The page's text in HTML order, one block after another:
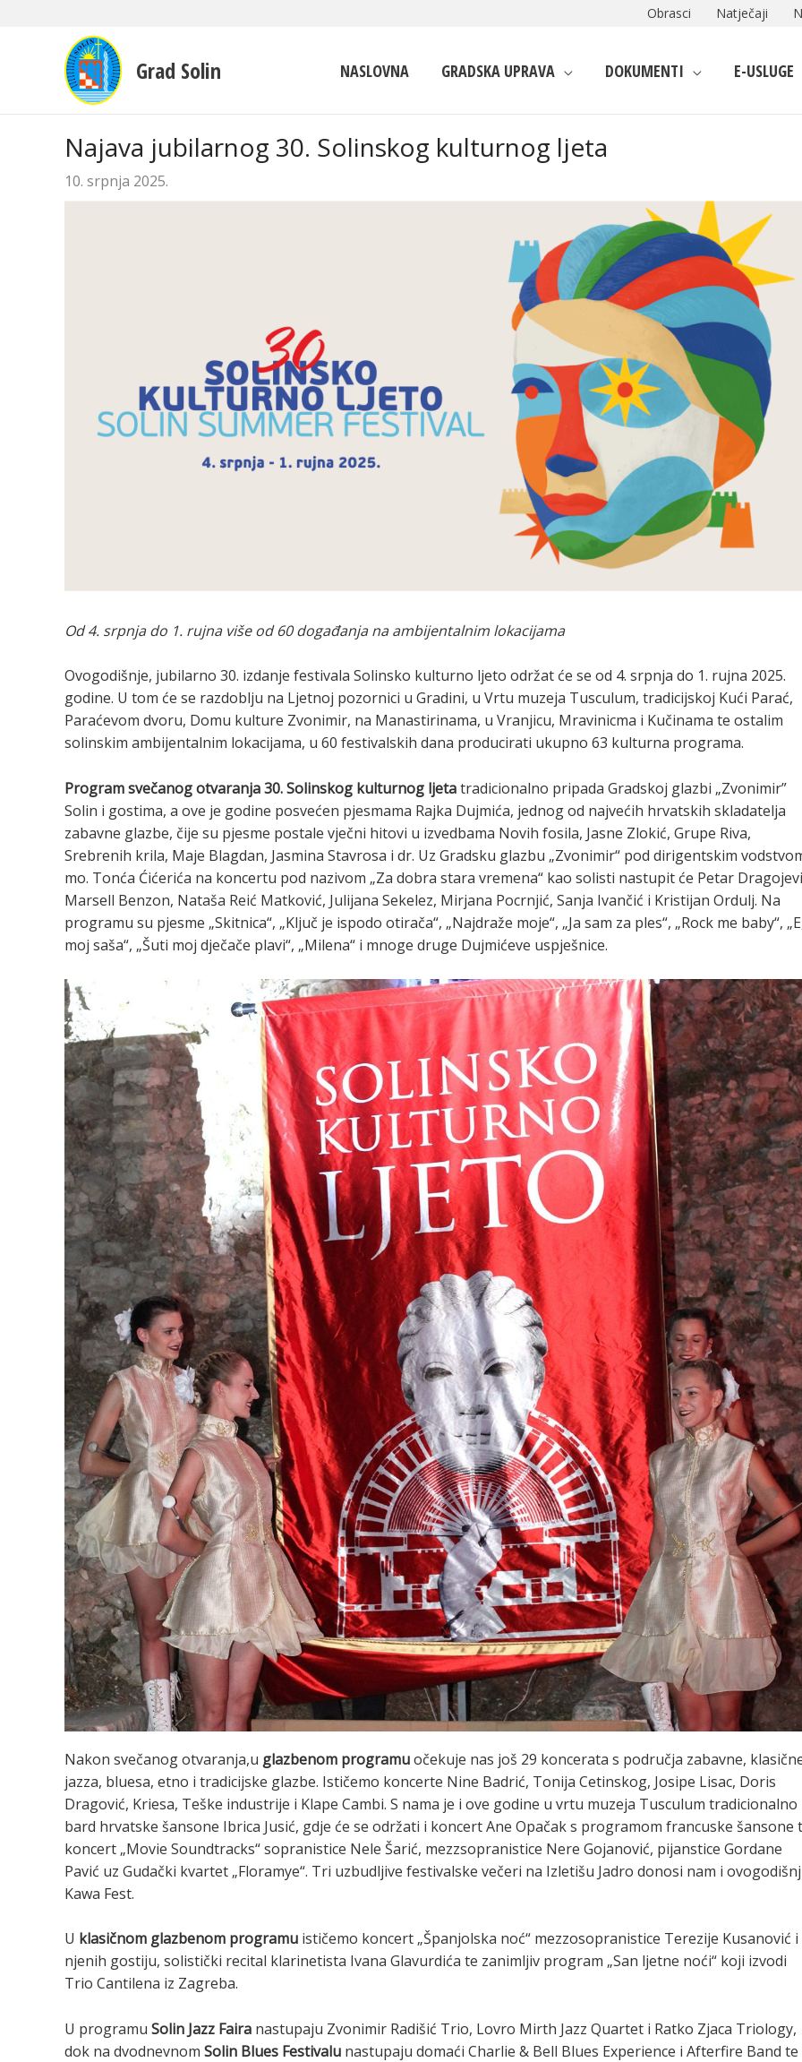
Obrasci Natječaji
Grad Solin NASLOVNA GRADSKA UPRAVA DOKUMENTI E-USLUGE
Najava jubilarnog 30. Solinskog kulturnog ljeta
10. srpnja 2025.
Od 4. srpnja do 1. rujna više od 60 događanja na ambijentalnim lokacijama
Ovogodišnje, jubilarno 30. izdanje festivala Solinsko kulturno ljeto održat će se od 4. srpnja do 1. rujna 2025.
godine. U tom će se razdoblju na Ljetnoj pozornici u Gradini, u Vrtu muzeja Tusculum, tradicijskoj Kući Parać,
Paraćevom dvoru, Domu kulture Zvonimir, na Manastirinama, u Vranjicu, Mravinicma i Kučinama te ostalim
solinskim ambijentalnim lokacijama, u 60 festivalskih dana producirati ukupno 63 kulturna programa.
Program svečanog otvaranja 30. Solinskog kulturnog ljetatradicionalno pripada Gradskoj glazbi „Zvonimir”
Solin i gostima, a ove je godine posvećen pjesmama Rajka Dujmića, jednog od najvećih hrvatskih skladatelja
zabavne glazbe, čije su pjesme postale vječni hitovi u izvedbama Novih fosila, Jasne Zlokić, Grupe Riva,
Srebrenih krila, Maje Blagdan, Jasmina Stavrosa i dr. Uz Gradsku glazbu „Zvonimir“ pod dirigentskim
mo. Tonća Ćićerića na koncertu pod nazivom „Za dobra stara vremena“ kao solisti nastupit će Petar
Marsell Benzon, Nataša Reić Matković, Julijana Sekelez, Mirjana Pocrnjić, Sanja Ivančić i Kristijan Ordulj. Na
programu su pjesme „Skitnica“, „Ključ je ispodo otirača“, „Najdraže moje“, „Ja sam za ples“, „Rock me baby“,
moj saša“, „Šuti moj dječače plavi“, „Milena“ i mnoge druge Dujmićeve uspješnice.
Nakon svečanog otvaranja,u glazbenom programuočekuje nas još 29 koncerata s područja zabavne,
jazza, bluesa, etno i tradicijske glazbe. Ističemo koncerte Nine Badrić, Tonija Cetinskog, Josipe Lisac, Doris
Dragović, Kriesa, Teške industrije i Klape Cambi. S nama je i ove godine u vrtu muzeja Tusculum tradicionalno
bard hrvatske šansone Ibrica Jusić, gdje će se održati i koncert Ane Opačak s programom francuske šansone
koncert „Movie Soundtracks“ sopranistice Nele Šarić, mezzsopranistice Nere Gojanović, pijanstice Gordane
Pavić uz Gudački kvartet „Floramye“. Tri uzbudljive festivalske večeri na Izletišu Jadro donosi nam i
Kawa Fest.
U klasičnom glazbenom programu ističemo koncert „Španjolska noć“ mezzosopranistice Terezije Kusanović i
njenih gostiju, solistički recital klarinetista Ivana Glavurdića te zanimljiv program „San ljetne noći“ koji izvodi
Trio Cantilena iz Zagreba.
U programu Solin Jazz Faira nastupaju Zvonimir Radišić Trio, Lovro Mirth Jazz Quartet i Ratko Zjaca Triology,
dok na dvodnevnom Solin Blues Festivalu nastupaju domaći Charlie & Bell Blues Experience i Afterfire Band te